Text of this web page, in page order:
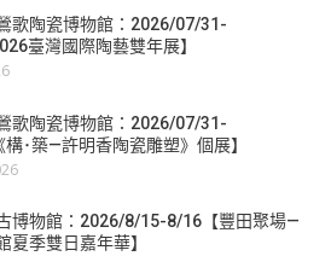
歌陶瓷博物館：2026/07/31-
臺灣國際陶藝雙年展】
歌陶瓷博物館：2026/07/31-
･築—許明香陶瓷雕塑》個展】
博物館：2026/8/15-8/16【豐田聚場—
夏季雙日嘉年華】